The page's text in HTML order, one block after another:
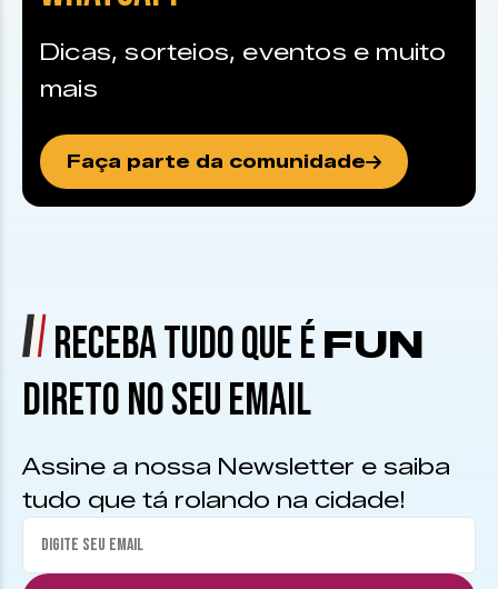
Dicas, sorteios, eventos e muito
mais
Faça parte da comunidade
RECEBA TUDO QUE É FUN
DIRETO NO SEU EMAIL
Assine a nossa Newsletter e saiba
tudo que tá rolando na cidade!